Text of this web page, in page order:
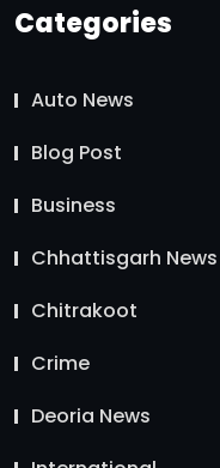
Categories
Auto News
Blog Post
Business
Chhattisgarh News
Chitrakoot
Crime
Deoria News